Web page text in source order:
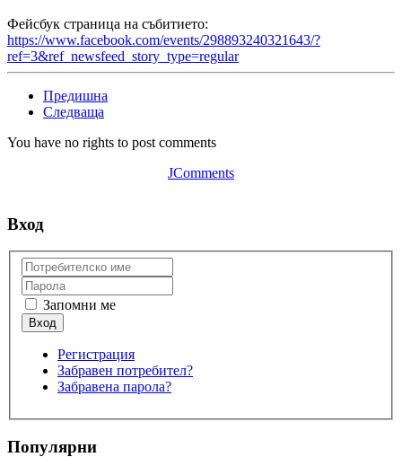
Фейсбук страница на събитието:
https://www.facebook.com/events/298893240321643/?
ref=3&ref_newsfeed_story_type=regular
Предишна
Следваща
You have no rights to post comments
JComments
Вход
Запомни ме
Регистрация
Забравен потребител?
Забравена парола?
Популярни